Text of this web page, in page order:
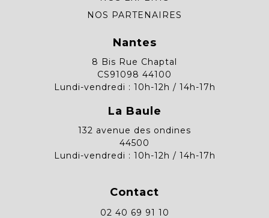
NOS PARTENAIRES
Nantes
8 Bis Rue Chaptal
CS91098 44100
Lundi-vendredi : 10h-12h / 14h-17h
La Baule
132 avenue des ondines
44500
Lundi-vendredi : 10h-12h / 14h-17h
Contact
02 40 69 91 10